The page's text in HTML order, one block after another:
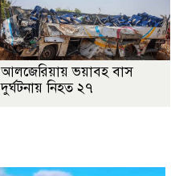
আলজেরিয়ায় ভয়াবহ বাস
দুর্ঘটনায় নিহত ২৭